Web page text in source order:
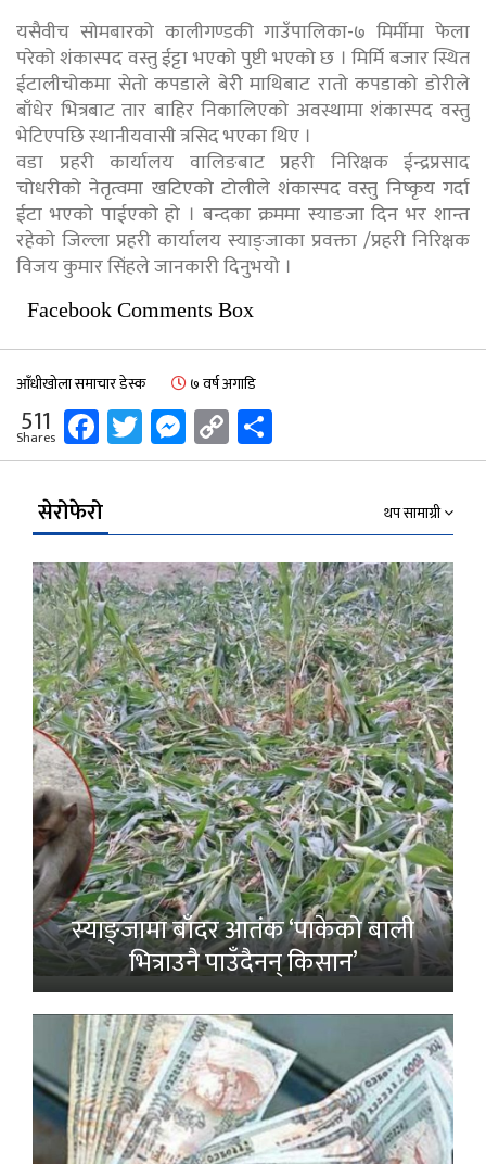
यसैवीच सोमबारको कालीगण्डकी गाउँपालिका-७ मिर्मीमा फेला
परेको शंकास्पद वस्तु ईट्टा भएको पुष्टी भएको छ । मिर्मि बजार स्थित
ईटालीचोकमा सेतो कपडाले बेरीे माथिबाट रातो कपडाको डोरीले
बाँधेर भित्रबाट तार बाहिर निकालिएको अवस्थामा शंकास्पद वस्तु
भेटिएपछि स्थानीयवासी त्रसिद भएका थिए ।
वडा प्रहरी कार्यालय वालिङबाट प्रहरी निरिक्षक ईन्द्रप्रसाद
चोधरीको नेतृत्वमा खटिएको टोलीले शंकास्पद वस्तु निष्कृय गर्दा
ईटा भएको पाईएको हो । बन्दका क्रममा स्याङजा दिन भर शान्त
रहेको जिल्ला प्रहरी कार्यालय स्याङ्जाका प्रवक्ता /प्रहरी निरिक्षक
विजय कुमार सिंहले जानकारी दिनुभयो ।
Facebook Comments Box
आँधीखोला समाचार डेस्क ७ वर्ष अगाडि
511
Shares Facebook
Twitter
Messenger
Copy
Link
सेरोफेरो थप सामाग्री
स्याङ्जामा बाँदर आतंक ‘पाकेको बाली
भित्राउनै पाउँदैनन् किसान’